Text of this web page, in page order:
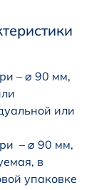
– ⌀ 90 мм,
или
– ⌀ 90 мм,
в
упаковке